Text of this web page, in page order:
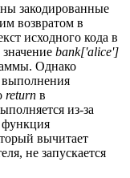
закодированные
возвратом в
исходного кода в
bank['alice']
Однако
выполнения
return в
из-за
функция
вычитает
не запускается